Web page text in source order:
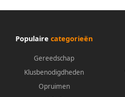
Populaire categorieën
Gereedschap
Klusbenodigdheden
Opruimen